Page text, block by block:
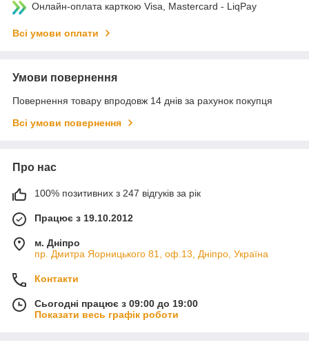
Онлайн-оплата карткою Visa, Mastercard - LiqPay
Всі умови оплати
Умови повернення
Повернення товару впродовж 14 днів за рахунок покупця
Всі умови повернення
Про нас
100% позитивних з 247 відгуків за рік
Працює з 19.10.2012
м. Дніпро
пр. Дмитра Яорницького 81, оф.13, Дніпро, Україна
Контакти
Сьогодні працює з 09:00 до 19:00
Показати весь графік роботи